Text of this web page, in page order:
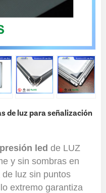
de luz para señalización
led de LUZ
y sin sombras en
luz sin puntos
extremo garantiza